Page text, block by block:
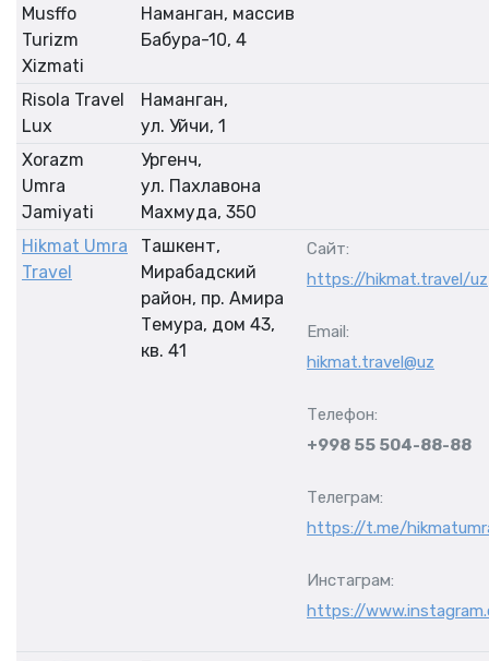
Musffo
Turizm
Xizmati
Наманган, массив
Бабура-10, 4
Risola Travel
Lux
Наманган,
ул. Уйчи, 1
Xorazm
Umra
Jamiyati
Ургенч,
ул. Пахлавона
Махмуда, 350
Hikmat Umra
Travel
Ташкент,
Мирабадский
район, пр. Амира
Темура, дом 43,
кв. 41
Сайт:
https://hikmat.travel/uz
Email:
hikmat.travel@uz
Телефон:
+998 55 504-88-88
Телеграм:
https://t.me/
Инстаграм:
https://